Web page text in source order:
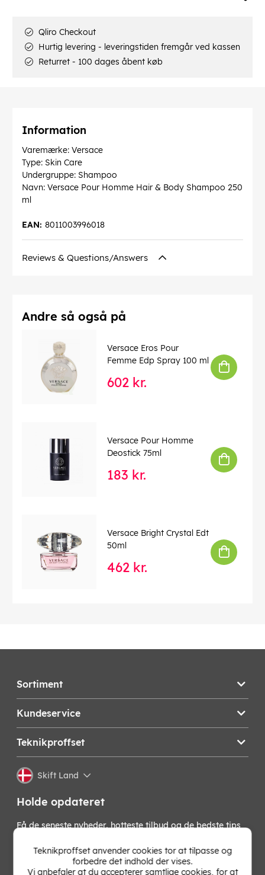
Qliro Checkout
Hurtig levering - leveringstiden fremgår ved kassen
Returret - 100 dages åbent køb
Information
Varemærke: Versace
Type: Skin Care
Undergruppe: Shampoo
Navn: Versace Pour Homme Hair & Body Shampoo 250
ml
8011003996018
EAN:
Reviews & Questions/Answers
Andre så også på
Versace Eros Pour
Femme Edp Spray 100 ml
602 kr.
Versace Pour Homme
Deostick 75ml
183 kr.
Versace Bright Crystal Edt
50ml
462 kr.
Sortiment
Kundeservice
Teknikproffset
Skift Land
Holde opdateret
Få de seneste nyheder, hotteste tilbud og de bedste tips
nyhedsbrev!
Teknikproffset anvender cookies tor at tilpasse og
forbedre det indhold der vises.
Vi anbefaler at du accepterer samtlige cookies, for at